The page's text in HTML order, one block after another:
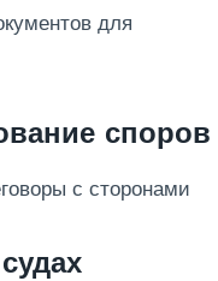
для
споров
с сторонами